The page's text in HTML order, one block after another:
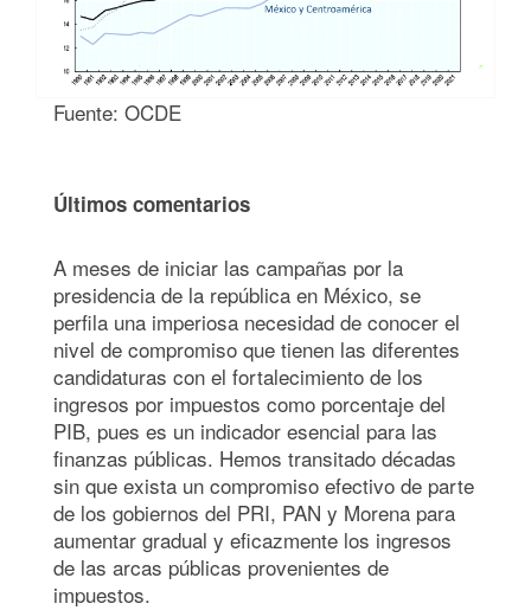
Fuente: OCDE
Últimos comentarios
A meses de iniciar las campañas por la
presidencia de la república en México, se
perfila una imperiosa necesidad de conocer el
nivel de compromiso que tienen las diferentes
candidaturas con el fortalecimiento de los
ingresos por impuestos como porcentaje del
PIB, pues es un indicador esencial para las
finanzas públicas. Hemos transitado décadas
sin que exista un compromiso efectivo de parte
de los gobiernos del PRI, PAN y Morena para
aumentar gradual y eficazmente los ingresos
de las arcas públicas provenientes de
impuestos.